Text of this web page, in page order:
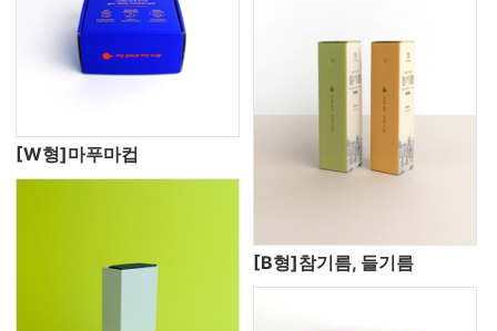
[W형]마푸마컵
[B형]참기름, 들기름